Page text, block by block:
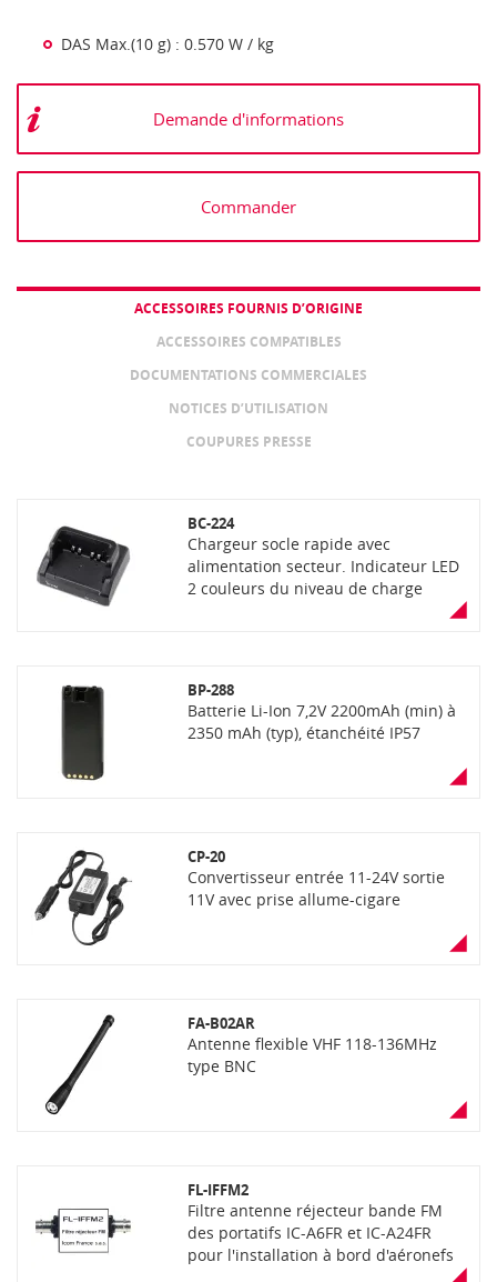
DAS Max.(10 g) : 0.570 W / kg
Demande d'informations
Commander
ACCESSOIRES FOURNIS D’ORIGINE
ACCESSOIRES COMPATIBLES
DOCUMENTATIONS COMMERCIALES
NOTICES D’UTILISATION
COUPURES PRESSE
BC-224
Chargeur socle rapide avec
alimentation secteur. Indicateur LED
2 couleurs du niveau de charge
BP-288
Batterie Li-Ion 7,2V 2200mAh (min) à
2350 mAh (typ), étanchéité IP57
CP-20
Convertisseur entrée 11-24V sortie
11V avec prise allume-cigare
FA-B02AR
Antenne flexible VHF 118-136MHz
type BNC
FL-IFFM2
Filtre antenne réjecteur bande FM
des portatifs IC-A6FR et IC-A24FR
pour l'installation à bord d'aéronefs